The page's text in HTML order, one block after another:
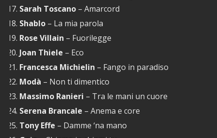
Sarah Toscano – Amarcord
Shablo – La mia parola
Rose Villain – Fuorilegge
Joan Thiele – Eco
Francesca Michielin – Fango in paradiso
Modà – Non ti dimentico
Massimo Ranieri – Tra le mani un cuore
Serena Brancale – Anema e core
Tony Effe – Damme ‘na mano